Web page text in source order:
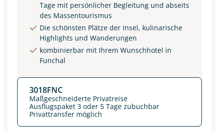
Tage mit persönlicher Begleitung und abseits
des Massentourismus
Die schönsten Plätze der Insel, kulinarische
Highlights und Wanderungen
kombinierbar mit Ihrem Wunschhotel in
Funchal
3018FNC
Maßgeschneiderte Privatreise
Ausflugspaket 3 oder 5 Tage zubuchbar
Privattransfer möglich
Reisebeginn
Option 1 Option 2